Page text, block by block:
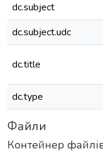
dc.subject
dc.subject.udc
dc.title
dc.type
Файли
Контейнер